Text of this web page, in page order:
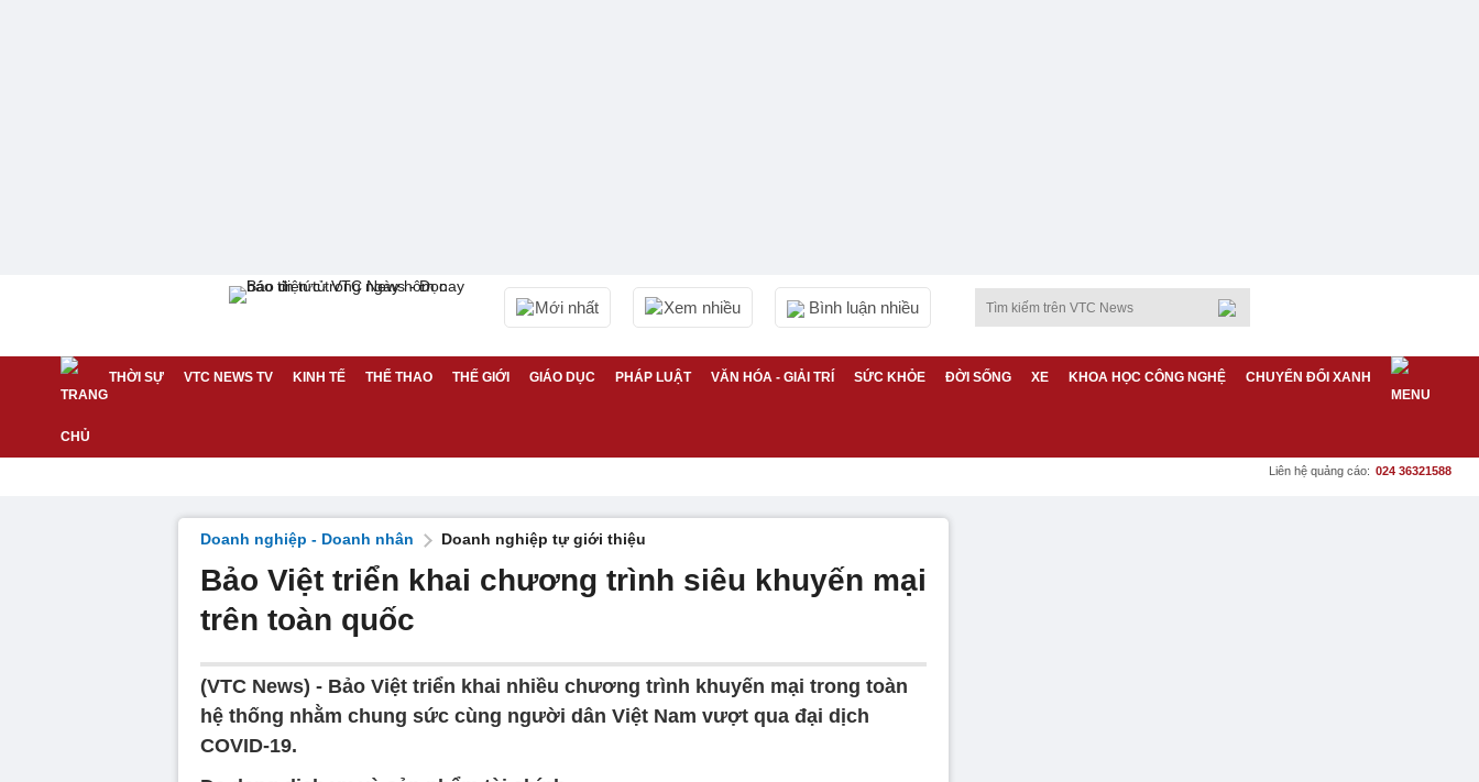
Mới nhất Xem nhiều Bình luận nhiều
THỜI SỰ VTC NEWS TV KINH TẾ THỂ THAO THẾ GIỚI GIÁO DỤC PHÁP LUẬT VĂN HÓA - GIẢI TRÍ SỨC KHỎE ĐỜI SỐNG XE KHOA HỌC CÔNG NGHỆ CHUYỂN ĐỔI XANH
Liên hệ quảng cáo: 024 36321588
Doanh nghiệp - Doanh nhân Doanh nghiệp tự giới thiệu
Bảo Việt triển khai chương trình siêu khuyến mại
trên toàn quốc
(VTC News) - Bảo Việt triển khai nhiều chương trình khuyến mại trong toàn
hệ thống nhằm chung sức cùng người dân Việt Nam vượt qua đại dịch
COVID-19.